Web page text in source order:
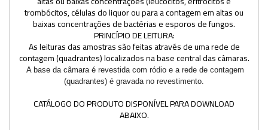
trombócitos, células do liquor ou para a contagem em altas ou
baixas concentrações de bactérias e esporos de fungos.
PRINCÍPIO DE LEITURA:
As leituras das amostras são feitas através de uma rede de
contagem (quadrantes) localizados na base central das câmaras.
A base da câmara é revestida com ródio e a rede de contagem
(quadrantes) é gravada no revestimento.
CATÁLOGO DO PRODUTO DISPONÍVEL PARA DOWNLOAD
ABAIXO.